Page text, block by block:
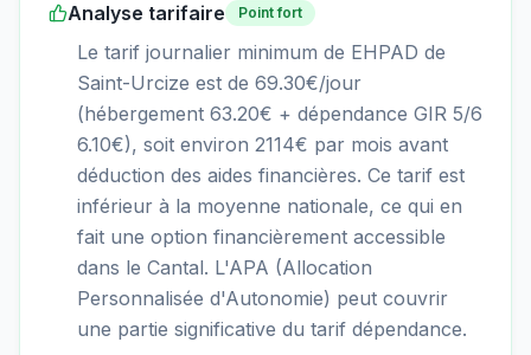
Analyse tarifaire Point fort
Le tarif journalier minimum de EHPAD de
Saint-Urcize est de 69.30€/jour
(hébergement 63.20€ + dépendance GIR 5/6
6.10€), soit environ 2114€ par mois avant
déduction des aides financières. Ce tarif est
inférieur à la moyenne nationale, ce qui en
fait une option financièrement accessible
dans le Cantal. L'APA (Allocation
Personnalisée d'Autonomie) peut couvrir
une partie significative du tarif dépendance.